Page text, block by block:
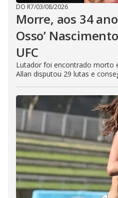
DO R7/03/08/2026
Morre, aos 34
Osso’
UFC
Lutador foi encontrado morto
Allan disputou 29 lutas e